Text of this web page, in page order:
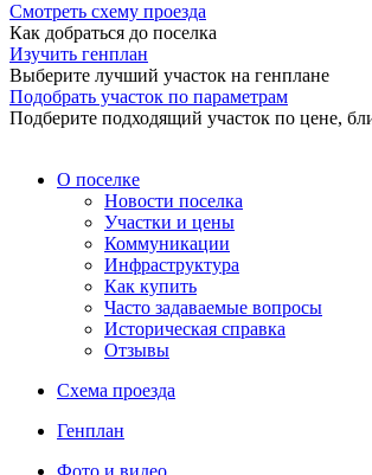
Смотреть схему проезда
Как добраться до поселка
Изучить генплан
Выберите лучший участок на генплане
Подобрать участок по параметрам
Подберите подходящий участок по цене,
О поселке
Новости поселка
Участки и цены
Коммуникации
Инфраструктура
Как купить
Часто задаваемые вопросы
Историческая справка
Отзывы
Схема проезда
Генплан